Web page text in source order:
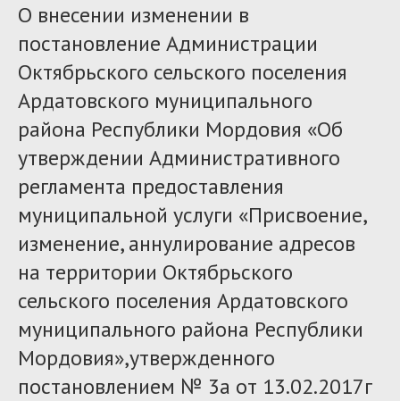
О внесении изменении в
постановление Администрации
Октябрьского сельского поселения
Ардатовского муниципального
района Республики Мордовия «Об
утверждении Административного
регламента предоставления
муниципальной услуги «Присвоение,
изменение, аннулирование адресов
на территории Октябрьского
сельского поселения Ардатовского
муниципального района Республики
Мордовия»,утвержденного
постановлением № 3а от 13.02.2017г